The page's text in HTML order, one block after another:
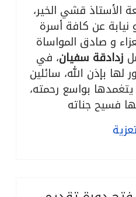
الأستاذ قشي الخير،
عن كافة أسرة
و صادق المواساة
زدادقة سفيان، في
لها بإذن الله، سائلين
بواسع رحمته،
فسيح جناته